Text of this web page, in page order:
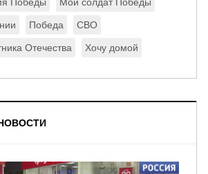
Победы Мой солдат Победы
Победа СВО
Отечества Хочу домой